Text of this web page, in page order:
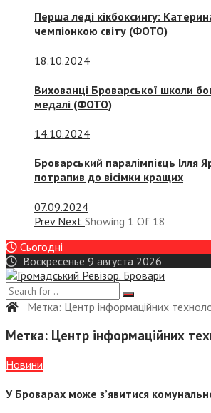
Перша леді кікбоксингу:
чемпіонкою світу (ФОТО)
18.10.2024
Вихованці Броварської школи
медалі (ФОТО)
14.10.2024
Броварський паралімпієць Ілля
потрапив до вісімки кращих
07.09.2024
Prev Next Showing 1 Of 18
Сьогодні
Воскресенье 9 августа 2026
Метка: Центр інформаційних
Метка: Центр інформаційних
Новини
У Броварах може з’явитися